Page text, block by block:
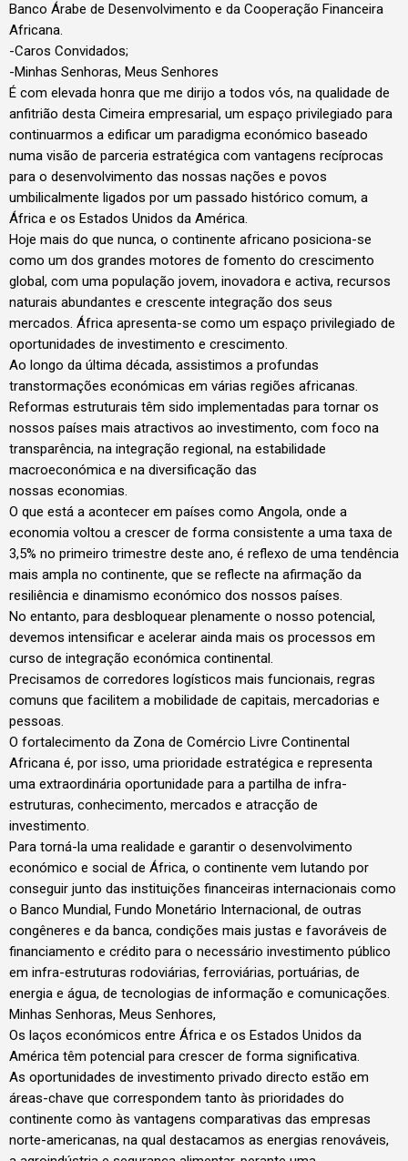
Banco Árabe de Desenvolvimento e da Cooperação Financeira
Africana.
-Caros Convidados;
-Minhas Senhoras, Meus Senhores
É com elevada honra que me dirijo a todos vós, na qualidade de
anfitrião desta Cimeira empresarial, um espaço privilegiado para
continuarmos a edificar um paradigma económico baseado
numa visão de parceria estratégica com vantagens recíprocas
para o desenvolvimento das nossas nações e povos
umbilicalmente ligados por um passado histórico comum, a
África e os Estados Unidos da América.
Hoje mais do que nunca, o continente africano posiciona-se
como um dos grandes motores de fomento do crescimento
global, com uma população jovem, inovadora e activa, recursos
naturais abundantes e crescente integração dos seus
mercados. África apresenta-se como um espaço privilegiado de
oportunidades de investimento e crescimento.
Ao longo da última década, assistimos a profundas
transtormações económicas em várias regiões africanas.
Reformas estruturais têm sido implementadas para tornar os
nossos países mais atractivos ao investimento, com foco na
transparência, na integração regional, na estabilidade
macroeconómica e na diversificação das
nossas economias.
O que está a acontecer em países como Angola, onde a
economia voltou a crescer de forma consistente a uma taxa de
3,5% no primeiro trimestre deste ano, é reflexo de uma tendência
mais ampla no continente, que se reflecte na afirmação da
resiliência e dinamismo económico dos nossos países.
No entanto, para desbloquear plenamente o nosso potencial,
devemos intensificar e acelerar ainda mais os processos em
curso de integração económica continental.
Precisamos de corredores logísticos mais funcionais, regras
comuns que facilitem a mobilidade de capitais, mercadorias e
pessoas.
O fortalecimento da Zona de Comércio Livre Continental
Africana é, por isso, uma prioridade estratégica e representa
uma extraordinária oportunidade para a partilha de infra-
estruturas, conhecimento, mercados e atracção de
investimento.
Para torná-la uma realidade e garantir o desenvolvimento
económico e social de África, o continente vem lutando por
conseguir junto das instituições financeiras internacionais como
o Banco Mundial, Fundo Monetário Internacional, de outras
congêneres e da banca, condições mais justas e favoráveis de
financiamento e crédito para o necessário investimento público
em infra-estruturas rodoviárias, ferroviárias, portuárias, de
energia e água, de tecnologias de informação e comunicações.
Minhas Senhoras, Meus Senhores,
Os laços económicos entre África e os Estados Unidos da
América têm potencial para crescer de forma significativa.
As oportunidades de investimento privado directo estão em
áreas-chave que correspondem tanto às prioridades do
continente como às vantagens comparativas das empresas
norte-americanas, na qual destacamos as energias renováveis,